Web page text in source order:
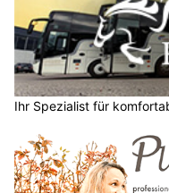
Ihr Spezialist für